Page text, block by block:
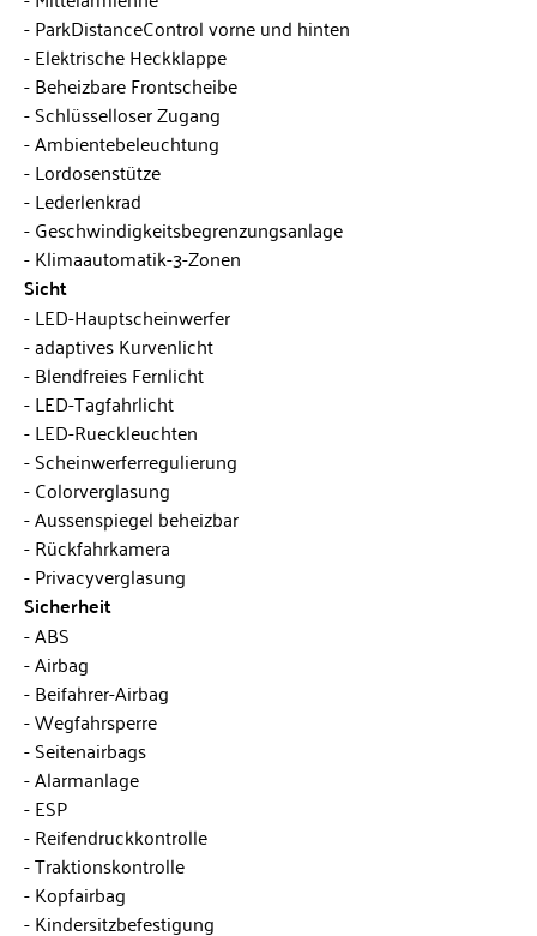
ParkDistanceControl vorne und hinten
Elektrische Heckklappe
Beheizbare Frontscheibe
Schlüsselloser Zugang
Ambientebeleuchtung
Lordosenstütze
Lederlenkrad
Geschwindigkeitsbegrenzungsanlage
Klimaautomatik-3-Zonen
Sicht
LED-Hauptscheinwerfer
adaptives Kurvenlicht
Blendfreies Fernlicht
LED-Tagfahrlicht
LED-Rueckleuchten
Scheinwerferregulierung
Colorverglasung
Aussenspiegel beheizbar
Rückfahrkamera
Privacyverglasung
Sicherheit
ABS
Airbag
Beifahrer-Airbag
Wegfahrsperre
Seitenairbags
Alarmanlage
ESP
Reifendruckkontrolle
Traktionskontrolle
Kopfairbag
Kindersitzbefestigung